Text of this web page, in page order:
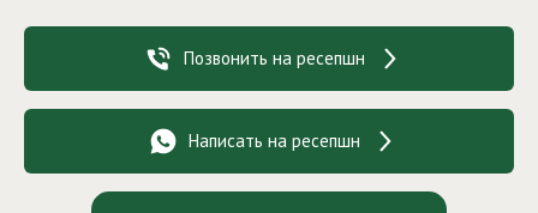
Позвонить на ресепшн
Написать на ресепшн